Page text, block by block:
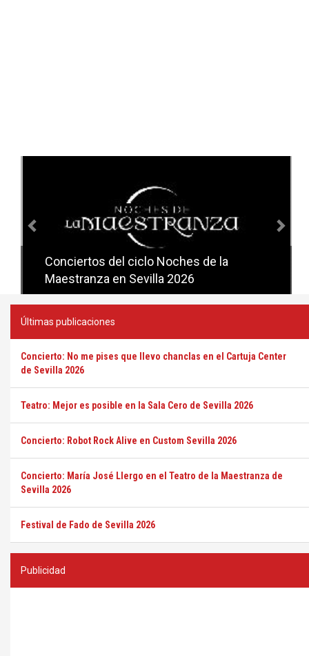
Conciertos del ciclo Noches de la
Maestranza en Sevilla 2026
Conciertos del ciclo Candlelight en
Sevilla
Últimas publicaciones
Concierto: No me pises que llevo chanclas en el Cartuja Center
de Sevilla 2026
Teatro: Mejor es posible en la Sala Cero de Sevilla 2026
Concierto: Robot Rock Alive en Custom Sevilla 2026
Concierto: María José Llergo en el Teatro de la Maestranza de
Sevilla 2026
Festival de Fado de Sevilla 2026
Publicidad